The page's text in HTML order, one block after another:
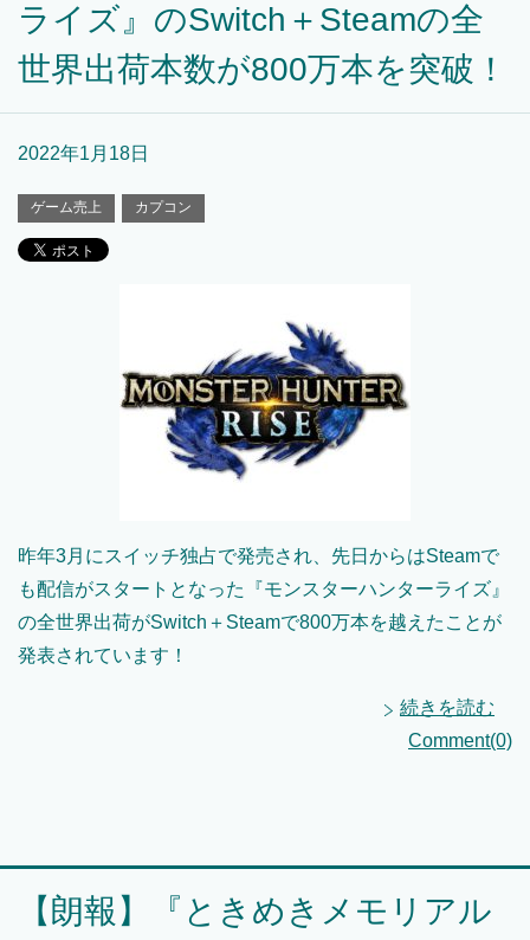
ライズ』のSwitch＋Steamの全
世界出荷本数が800万本を突破！
2022年1月18日
ゲーム売上 カプコン
昨年3月にスイッチ独占で発売され、先日からはSteamで
も配信がスタートとなった『モンスターハンターライズ』
の全世界出荷がSwitch＋Steamで800万本を越えたことが
発表されています！
続きを読む
Comment(0)
【朗報】『ときめきメモリアル